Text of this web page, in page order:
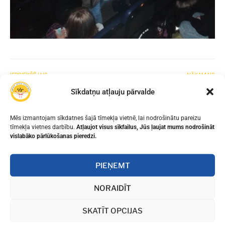
Sīkdatņu atļauju pārvalde
Mēs izmantojam sīkdatnes šajā tīmekļa vietnē, lai nodrošinātu pareizu
tīmekļa vietnes darbību. Atļaujot visus sīkfailus, Jūs ļaujat mums nodrošināt
vislabāko pārlūkošanas pieredzi.
PIEŅEMT
NORAIDĪT
SKATĪT OPCIJAS
IEPRIEKŠĒJAIS
KLASES STUNDA
NĀKAMAIS
LEKCIJA VECĀKIEM